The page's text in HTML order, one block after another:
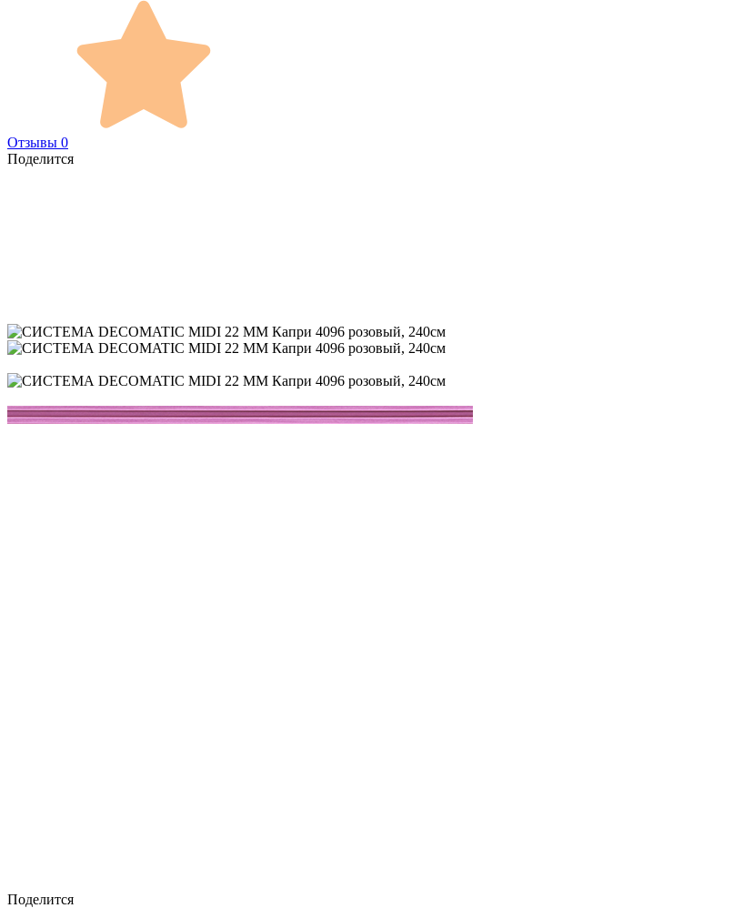
Отзывы 0
Поделится
Поделится